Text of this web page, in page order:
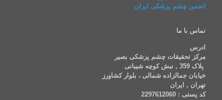
انجمن چشم پزشکی ایران
تماس با ما
ادرس
مرکز تحقیقات چشم پزشکی بصیر
پلاک 359 , نبش کوچه شیبانی
خیابان جمالزاده شمالی ، بلوار کشاورز
تهران , ایران
کد پستی : 2297612060